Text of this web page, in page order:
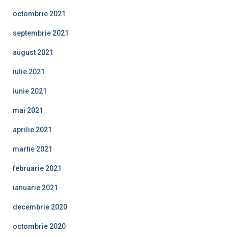
octombrie 2021
septembrie 2021
august 2021
iulie 2021
iunie 2021
mai 2021
aprilie 2021
martie 2021
februarie 2021
ianuarie 2021
decembrie 2020
octombrie 2020